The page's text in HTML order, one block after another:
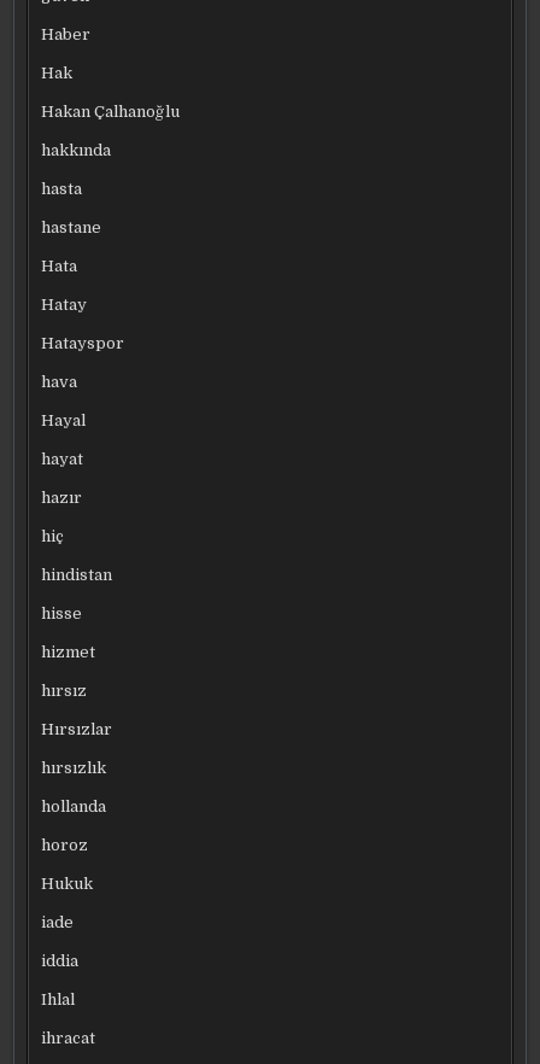
Haber
Hak
Hakan Çalhanoğlu
hakkında
hasta
hastane
Hata
Hatay
Hatayspor
hava
Hayal
hayat
hazır
hiç
hindistan
hisse
hizmet
hırsız
Hırsızlar
hırsızlık
hollanda
horoz
Hukuk
iade
iddia
Ihlal
ihracat